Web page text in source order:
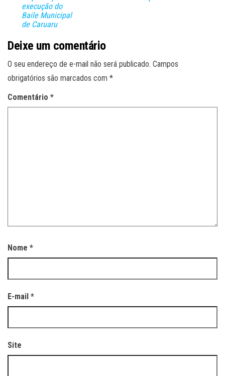
execução do
Baile Municipal
de Caruaru
Deixe um comentário
O seu endereço de e-mail não será publicado. Campos
obrigatórios são marcados com *
Comentário *
Nome *
E-mail *
Site